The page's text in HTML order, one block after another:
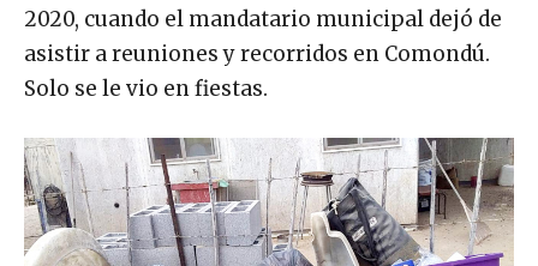
2020, cuando el mandatario municipal dejó de
asistir a reuniones y recorridos en Comondú.
Solo se le vio en fiestas.